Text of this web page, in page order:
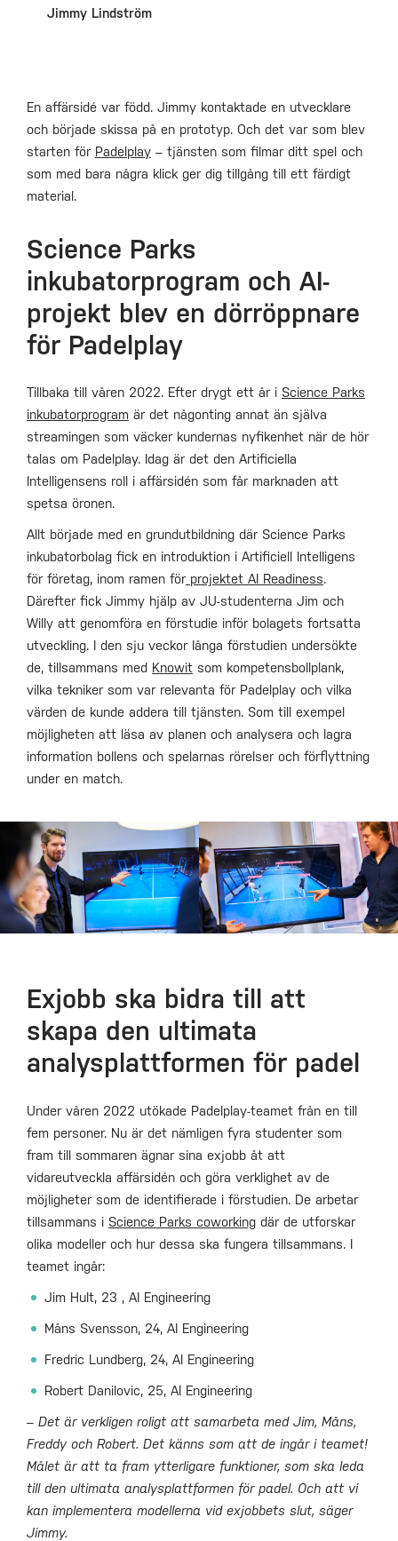
Jimmy Lindström
En affärsidé var född. Jimmy kontaktade en utvecklare
och började skissa på en prototyp. Och det var som blev
starten för Padelplay – tjänsten som filmar ditt spel och
som med bara några klick ger dig tillgång till ett färdigt
material.
Science Parks
inkubatorprogram och AI-
projekt blev en dörröppnare
för Padelplay
Tillbaka till våren 2022. Efter drygt ett år i Science Parks
inkubatorprogram är det någonting annat än själva
streamingen som väcker kundernas nyfikenhet när de hör
talas om Padelplay. Idag är det den Artificiella
Intelligensens roll i affärsidén som får marknaden att
spetsa öronen.
Allt började med en grundutbildning där Science Parks
inkubatorbolag fick en introduktion i Artificiell Intelligens
för företag, inom ramen förprojektet AI Readiness.
Därefter fick Jimmy hjälp av JU-studenterna Jim och
Willy att genomföra en förstudie inför bolagets fortsatta
utveckling. I den sju veckor långa förstudien undersökte
de, tillsammans med Knowit som kompetensbollplank,
vilka tekniker som var relevanta för Padelplay och vilka
värden de kunde addera till tjänsten. Som till exempel
möjligheten att läsa av planen och analysera och lagra
information bollens och spelarnas rörelser och förflyttning
under en match.
Exjobb ska bidra till att
skapa den ultimata
analysplattformen för padel
Under våren 2022 utökade Padelplay-teamet från en till
fem personer. Nu är det nämligen fyra studenter som
fram till sommaren ägnar sina exjobb åt att
vidareutveckla affärsidén och göra verklighet av de
möjligheter som de identifierade i förstudien. De arbetar
tillsammans i Science Parks coworking där de utforskar
olika modeller och hur dessa ska fungera tillsammans. I
teamet ingår:
Jim Hult, 23 , AI Engineering
Måns Svensson, 24, AI Engineering
Fredric Lundberg, 24, AI Engineering
Robert Danilovic, 25, AI Engineering
– Det är verkligen roligt att samarbeta med Jim, Måns,
Freddy och Robert. Det känns som att de ingår i teamet!
Målet är att ta fram ytterligare funktioner, som ska leda
till den ultimata analysplattformen för padel. Och att vi
kan implementera modellerna vid exjobbets slut, säger
Jimmy.